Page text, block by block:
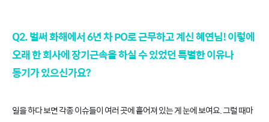
Q2. 벌써 화해에서 6년 차 PO로 근무하고 계신 혜연님! 이렇에
오래 한 회사에 장기근속을 하실 수 있었던 특별한 이유나
동기가 있으신가요?
일을 하다 보면 각종 이슈들이 여러 곳에 흩어져 있는 게 눈에 보여요. 그럴 때마